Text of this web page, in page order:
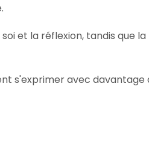
et la réflexion, tandis que
s'exprimer avec